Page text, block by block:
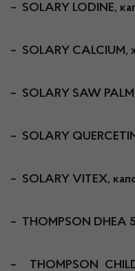
– SOLARY LODINE,
– SOLARY CALCIUM,
– SOLARY SAW
– SOLARY
– SOLARY VITEX,
– THOMPSON DHEA
– THOMPSON